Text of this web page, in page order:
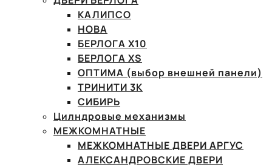
КАЛИПСО
НОВА
БЕРЛОГА Х10
БЕРЛОГА XS
ОПТИМА (выбор внешней панели)
ТРИНИТИ 3К
СИБИРЬ
Цилндровые механизмы
МЕЖКОМНАТНЫЕ
МЕЖКОМНАТНЫЕ ДВЕРИ АРГУС
АЛЕКСАНДРОВСКИЕ ДВЕРИ